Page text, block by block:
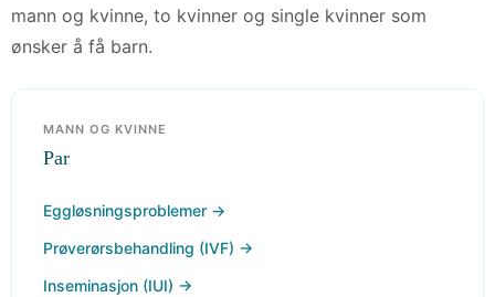
mann og kvinne, to kvinner og single kvinner som
ønsker å få barn.
MANN OG KVINNE
Par
Eggløsningsproblemer →
Prøverørsbehandling (IVF) →
Inseminasjon (IUI) →